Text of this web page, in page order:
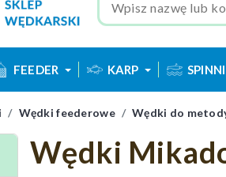
FEEDER KARP
Wędki feederowe Wędki do
Wędki